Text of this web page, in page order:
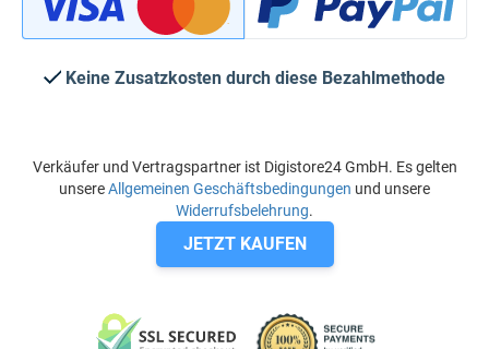
Keine Zusatzkosten durch diese Bezahlmethode
Verkäufer und Vertragspartner ist Digistore24 GmbH. Es gelten
unsereAllgemeinen Geschäftsbedingungen und unsere
Widerrufsbelehrung.
JETZT KAUFEN